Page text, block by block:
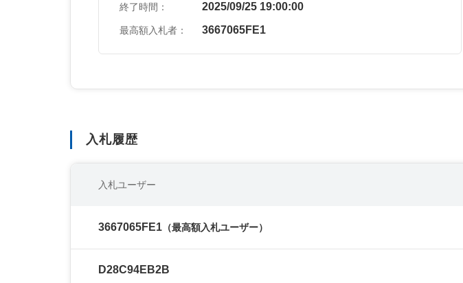
終了時間： 2025/09/25 19:00:00
最高額入札者： 3667065FE1
入札履歴
入札ユーザー
3667065FE1 （最高額入札ユーザー）
D28C94EB2B